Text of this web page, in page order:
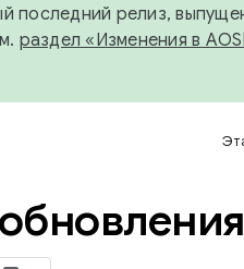
последний релиз,
раздел «Изменения в